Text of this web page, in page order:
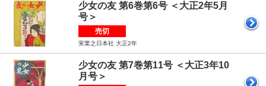
少女の友 第6巻第6号 ＜大正2年5月
号＞
売切
実業之日本社 大正2年
少女の友 第7巻第11号 ＜大正3年10
月号＞